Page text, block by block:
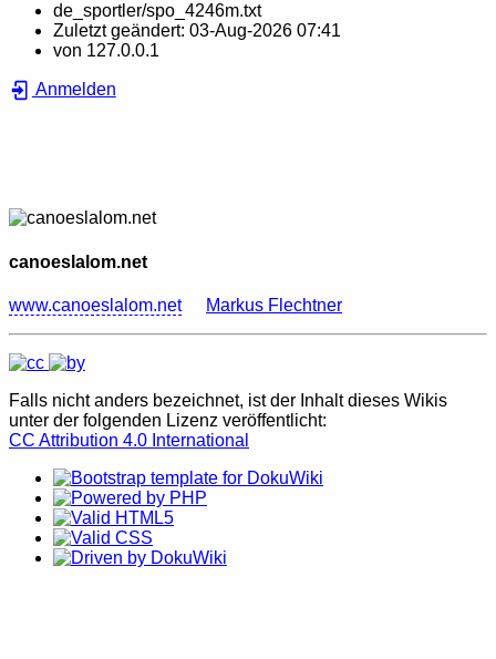
de_sportler/spo_4246m.txt
Zuletzt geändert: 03-Aug-2026 07:41
von 127.0.0.1
Anmelden
canoeslalom.net
www.canoeslalom.net Markus Flechtner
Falls nicht anders bezeichnet, ist der Inhalt dieses Wikis
unter der folgenden Lizenz veröffentlicht:
CC Attribution 4.0 International